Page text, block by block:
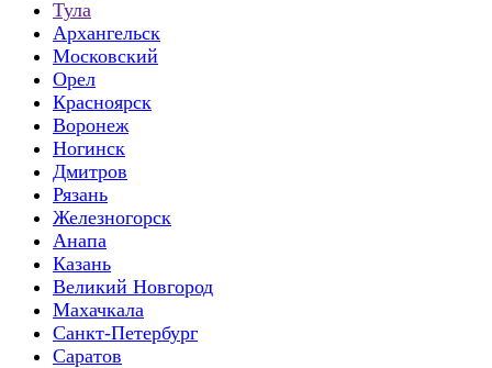
Тула
Архангельск
Московский
Орел
Красноярск
Воронеж
Ногинск
Дмитров
Рязань
Железногорск
Анапа
Казань
Великий Новгород
Махачкала
Санкт-Петербург
Саратов